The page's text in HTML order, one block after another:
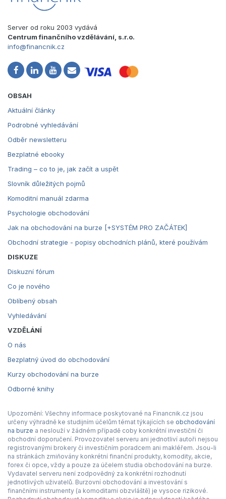
Server od roku 2003 vydává
Centrum finančního vzdělávání, s.r.o.
info@financnik.cz
OBSAH
Aktuální články
Podrobné vyhledávání
Odběr newsletteru
Bezplatné ebooky
Trading – co to je, jak začít a uspět
Slovník důležitých pojmů
Komoditní manuál zdarma
Psychologie obchodování
Jak na obchodování na burze [+SYSTÉM PRO ZAČÁTEK]
Obchodní strategie - popisy obchodních plánů, které používám
DISKUZE
Diskuzní fórum
Co je nového
Oblíbený obsah
Vyhledávání
VZDĚLÁNÍ
O nás
Bezplatný úvod do obchodování
Kurzy obchodování na burze
Odborné knihy
Upozornění: Všechny informace poskytované na Financnik.cz jsou
určeny výhradně ke studijním účelům témat týkajících se obchodování
na burze a neslouží v žádném případě coby konkrétní investiční či
obchodní doporučení. Provozovatel serveru ani jednotliví autoři nejsou
registrovanými brokery či investičním poradcem ani makléřem. Jsou-li
na stránkách zmiňovány konkrétní finanční produkty, komodity, akcie,
forex či opce, vždy a pouze za účelem studia obchodování na burze.
Vydavatel serveru není zodpovědný za konkrétní rozhodnutí
jednotlivých uživatelů. Burzovní obchodování a investování s
finančními instrumenty (a komoditami obzvláště) je vysoce rizikové.